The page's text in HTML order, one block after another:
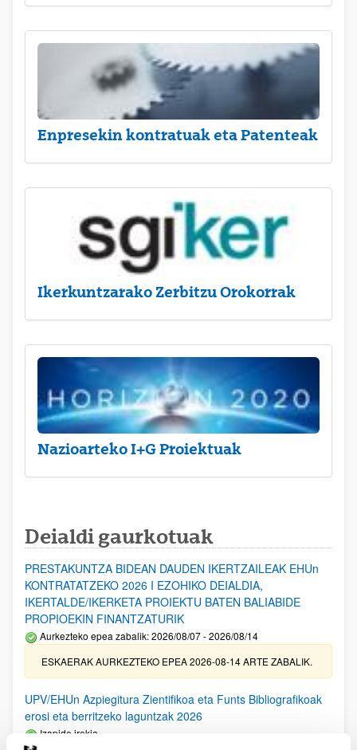
Enpresekin kontratuak eta Patenteak
Ikerkuntzarako Zerbitzu Orokorrak
Nazioarteko I+G Proiektuak
Deialdi gaurkotuak
PRESTAKUNTZA BIDEAN DAUDEN IKERTZAILEAK EHUn
KONTRATATZEKO 2026 I EZOHIKO DEIALDIA,
IKERTALDE/IKERKETA PROIEKTU BATEN BALIABIDE
PROPIOEKIN FINANTZATURIK
Aurkezteko epea zabalik: 2026/08/07 - 2026/08/14
ESKAERAK AURKEZTEKO EPEA 2026-08-14 ARTE ZABALIK.
UPV/EHUn Azpiegitura Zientifikoa eta Funts Bibliografikoak
erosi eta berritzeko laguntzak 2026
Izapide irekia